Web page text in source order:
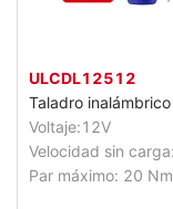
ULCDL12512
Taladro inalámbrico
Voltaje:12V
Par máximo: 20 Nm